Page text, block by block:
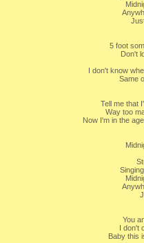
5 foot
Don't
I don't know
Same
Tell me that
Way too
Now I'm in the
You
I
Baby this